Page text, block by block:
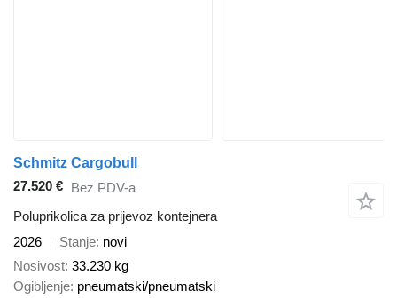
Schmitz Cargobull
27.520 € Bez PDV-a
Poluprikolica za prijevoz kontejnera
2026
Stanje novi
Nosivost 33.230 kg
Ogibljenje pneumatski/pneumatski